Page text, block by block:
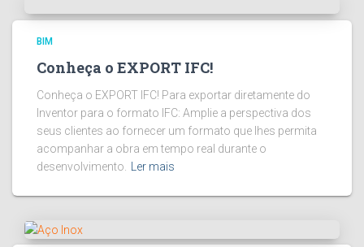
BIM
Conheça o EXPORT IFC!
Conheça o EXPORT IFC! Para exportar diretamente do
Inventor para o formato IFC: Amplie a perspectiva dos
seus clientes ao fornecer um formato que lhes permita
acompanhar a obra em tempo real durante o
desenvolvimento.
Ler mais